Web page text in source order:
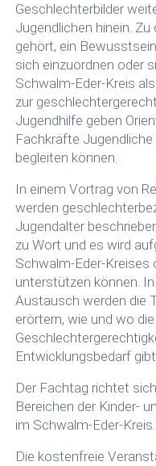
Geschlechterbilder
Jugendlichen hinein.
gehört, ein
sich einzuordnen oder
Schwalm-Eder-Kreis
zur
Jugendhilfe geben
Fachkräfte
begleiten können.
In einem Vortrag von
werden
Jugendalter
zu Wort und es wird
Schwalm-Eder-Kreises
unterstützen können.
Austausch werden die
erörtern, wie und wo
Entwicklungsbedarf
Der Fachtag richtet
Bereichen der Kinder-
im Schwalm-Eder-Kreis.
Die kostenfreie